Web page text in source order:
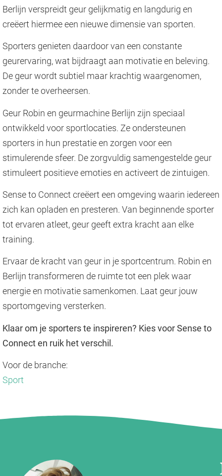
Berlijn verspreidt geur gelijkmatig en langdurig en
creëert hiermee een nieuwe dimensie van sporten.
Sporters genieten daardoor van een constante
geurervaring, wat bijdraagt aan motivatie en beleving.
De geur wordt subtiel maar krachtig waargenomen,
zonder te overheersen.
Geur Robin en geurmachine Berlijn zijn speciaal
ontwikkeld voor sportlocaties. Ze ondersteunen
sporters in hun prestatie en zorgen voor een
stimulerende sfeer. De zorgvuldig samengestelde geur
stimuleert positieve emoties en activeert de zintuigen.
Sense to Connect creëert een omgeving waarin iedereen
zich kan opladen en presteren. Van beginnende sporter
tot ervaren atleet, geur geeft extra kracht aan elke
training.
Ervaar de kracht van geur in je sportcentrum. Robin en
Berlijn transformeren de ruimte tot een plek waar
energie en motivatie samenkomen. Laat geur jouw
sportomgeving versterken.
Klaar om je sporters te inspireren? Kies voor Sense to
Connect en ruik het verschil.
Voor de branche:
Sport